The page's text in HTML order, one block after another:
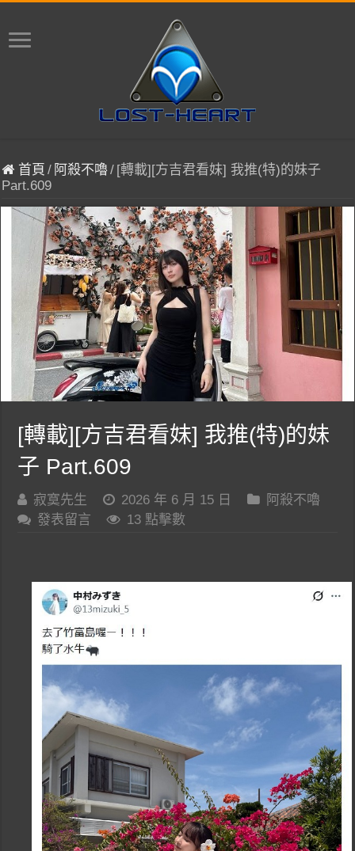
首頁 / 阿殺不嚕/ [轉載][方吉君看妹] 我推(特)的妹子
Part.609
[轉載][方吉君看妹] 我推(特)的妹
子 Part.609
寂寞先生 2026 年 6 月 15 日
阿殺不嚕
發表留言
13 點擊數